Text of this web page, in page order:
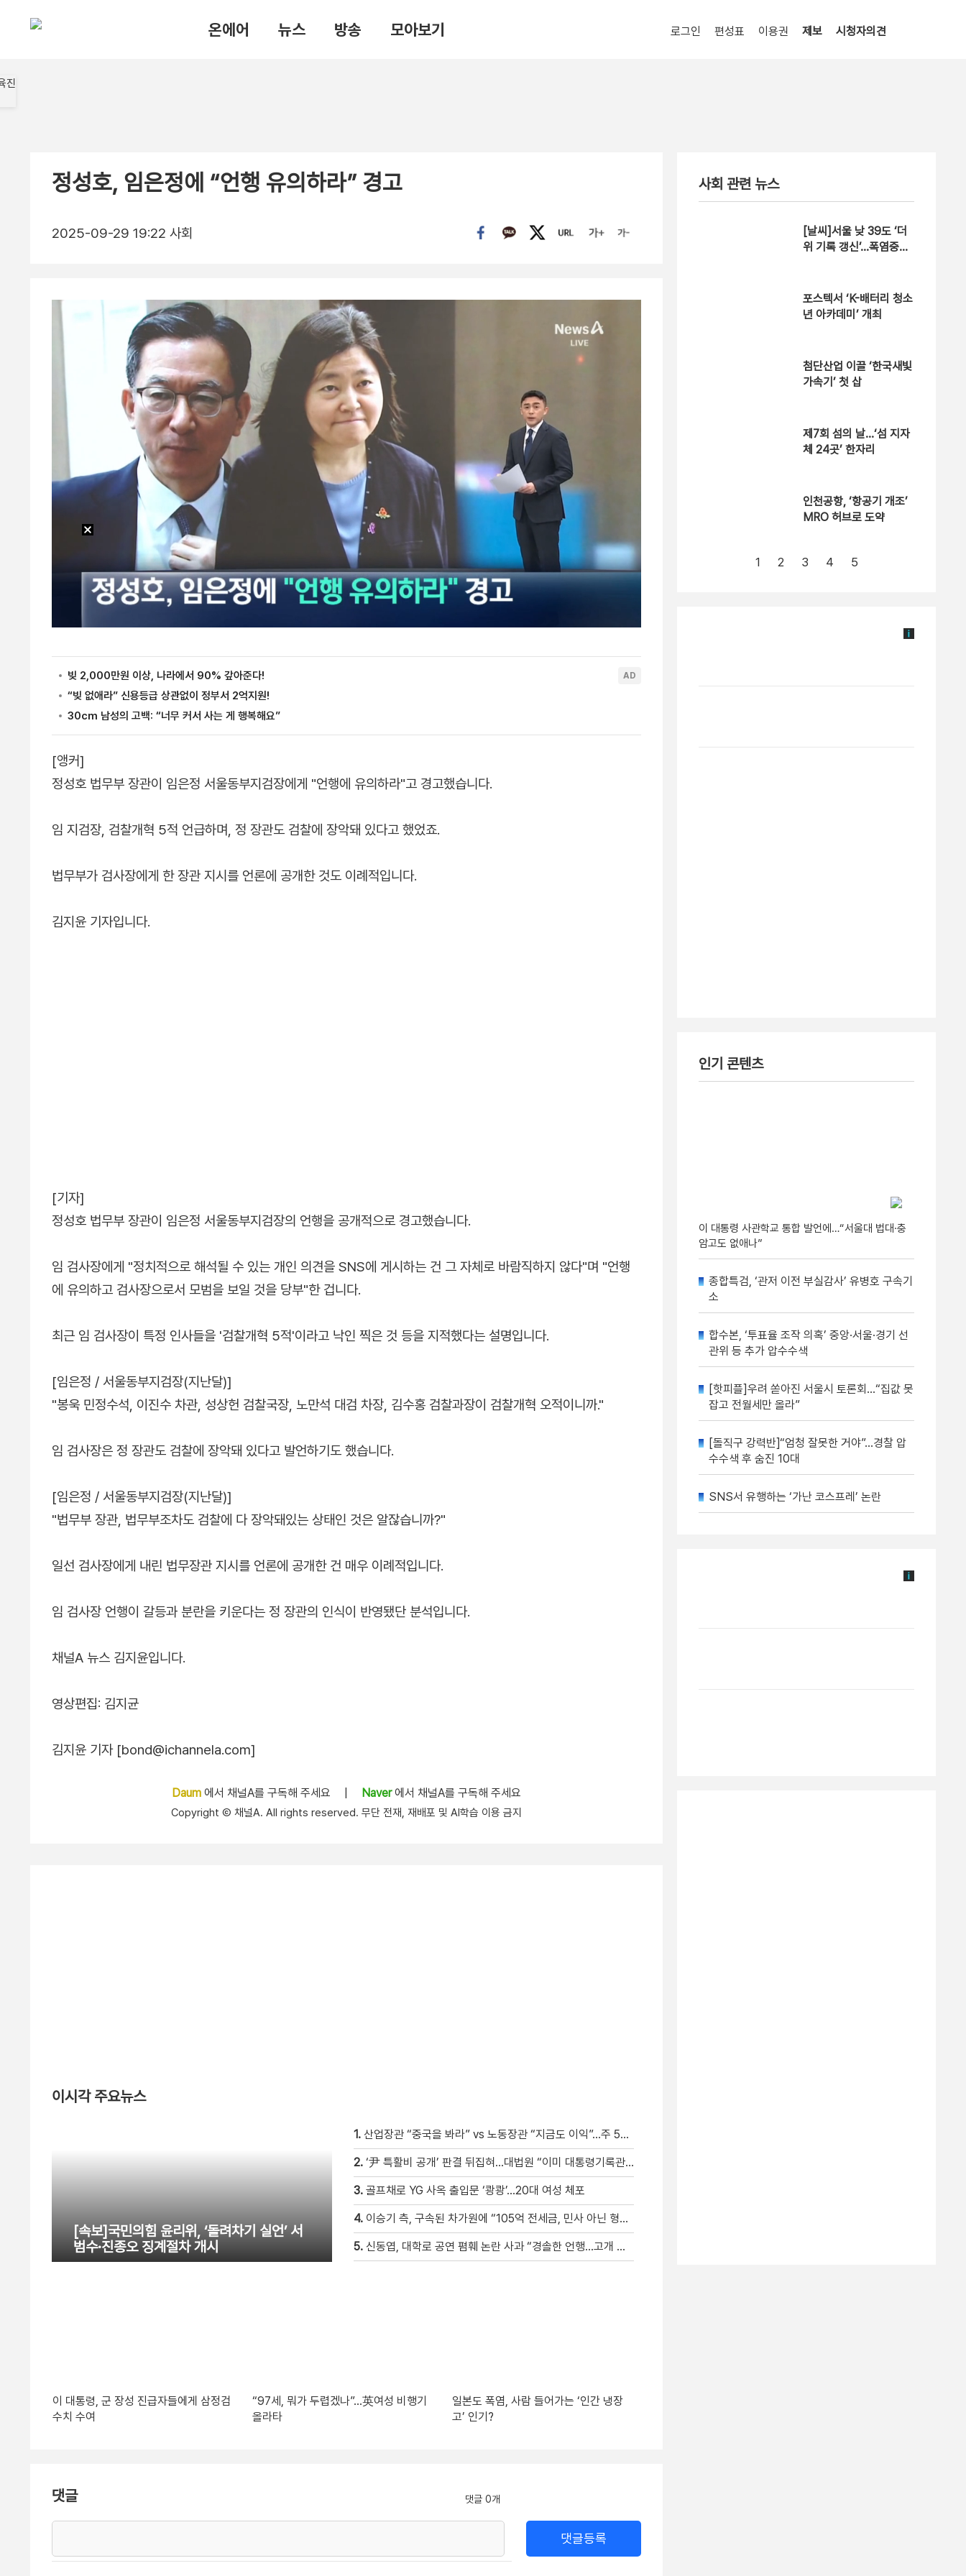
온에어 뉴스 방송 모아보기 로그인 편성표 이용권 제보 시청자의견
정성호, 임은정에 “언행 유의하라” 경고
2025-09-29 19:22 사회
[앵커]
정성호 법무부 장관이 임은정 서울동부지검장에게 "언행에 유의하라"고 경고했습니다.
임 지검장, 검찰개혁 5적 언급하며, 정 장관도 검찰에 장악돼 있다고 했었죠.
법무부가 검사장에게 한 장관 지시를 언론에 공개한 것도 이례적입니다.
김지윤 기자입니다.
[기자]
정성호 법무부 장관이 임은정 서울동부지검장의 언행을 공개적으로 경고했습니다.
임 검사장에게 "정치적으로 해석될 수 있는 개인 의견을 SNS에 게시하는 건 그 자체로 바람직하지 않다"며 "언행
에 유의하고 검사장으로서 모범을 보일 것을 당부"한 겁니다.
최근 임 검사장이 특정 인사들을 '검찰개혁 5적'이라고 낙인 찍은 것 등을 지적했다는 설명입니다.
[임은정 / 서울동부지검장(지난달)]
"봉욱 민정수석, 이진수 차관, 성상헌 검찰국장, 노만석 대검 차장, 김수홍 검찰과장이 검찰개혁 오적이니까."
임 검사장은 정 장관도 검찰에 장악돼 있다고 발언하기도 했습니다.
[임은정 / 서울동부지검장(지난달)]
"법무부 장관, 법무부조차도 검찰에 다 장악돼있는 상태인 것은 알잖습니까?"
일선 검사장에게 내린 법무장관 지시를 언론에 공개한 건 매우 이례적입니다.
임 검사장 언행이 갈등과 분란을 키운다는 정 장관의 인식이 반영됐단 분석입니다.
채널A 뉴스 김지윤입니다.
영상편집: 김지균
김지윤 기자 [bond@ichannela.com]
Daum 에서 채널A를 구독해 주세요 Naver에서 채널A를 구독해 주세요
Copyright Ⓒ 채널A. All rights reserved. 무단 전재, 재배포 및 AI학습 이용 금지
이시각 주요뉴스
[속보]국민의힘 윤리위, ‘돌려차기 실언’ 서
범수·진종오 징계절차 개시
1. 산업장관 “중국을 봐라” vs 노동장관 “지금도 이익”…주 52시간 이견
2. ‘尹 특활비 공개’ 판결 뒤집혀…대법원 “이미 대통령기록관 이관”
3. 골프채로 YG 사옥 출입문 ‘쾅쾅’…20대 여성 체포
4. 이승기 측, 구속된 차가원에 “105억 전세금, 민사 아닌 형사 범죄…엄벌 원해” [자막뉴스]
5. 신동엽, 대학로 공연 폄훼 논란 사과 “경솔한 언행…고개 숙여 사과”
이 대통령, 군 장성 진급자들에게 삼정검
수치 수여
“97세, 뭐가 두렵겠나”…英여성 비행기
올라타
일본도 폭염, 사람 들어가는 ‘인간 냉장
고’ 인기?
댓글 댓글 0개
댓글등록
사회 관련 뉴스
[날씨]서울 낮 39도 ‘더
위 기록 갱신’…폭염중대
포스텍서 ‘K-배터리 청소
년 아카데미’ 개최
첨단산업 이끌 ‘한국새빛
가속기’ 첫 삽
제7회 섬의 날…‘섬 지자
체 24곳’ 한자리
인천공항, ‘항공기 개조’
MRO 허브로 도약
1 2 3 4 5
인기 콘텐츠
이 대통령 사관학교 통합 발언에…“서울대 법대·충
암고도 없애나”
종합특검, ‘관저 이전 부실감사’ 유병호 구속기
소
합수본, ‘투표율 조작 의혹’ 중앙·서울·경기 선
관위 등 추가 압수수색
[핫피플]우려 쏟아진 서울시 토론회…“집값 못
잡고 전월세만 올라”
[돌직구 강력반]“엄청 잘못한 거야”…경찰 압
수수색 후 숨진 10대
SNS서 유행하는 ‘가난 코스프레’ 논란